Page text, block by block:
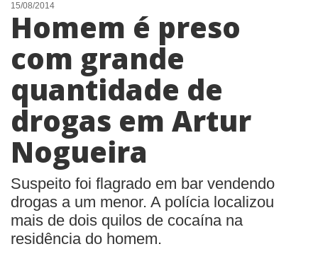
NOTÍCIAS
LISTA DIGITAL
TELEFONES ÚTEIS
QUEM SOMOS
CONTATO
ANUNCIE
15/08/2014
Homem é preso
com grande
quantidade de
drogas em Artur
Nogueira
Suspeito foi flagrado em bar vendendo
drogas a um menor. A polícia localizou
mais de dois quilos de cocaína na
residência do homem.